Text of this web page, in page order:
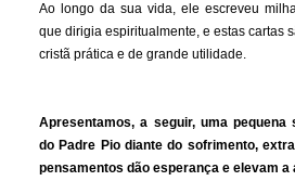
Ao longo da sua vida, ele escreveu
que dirigia espiritualmente, e estas cartas
cristã prática e de grande utilidade.
Apresentamos, a seguir, uma pequena
do Padre Pio diante do sofrimento,
pensamentos dão esperança e elevam a